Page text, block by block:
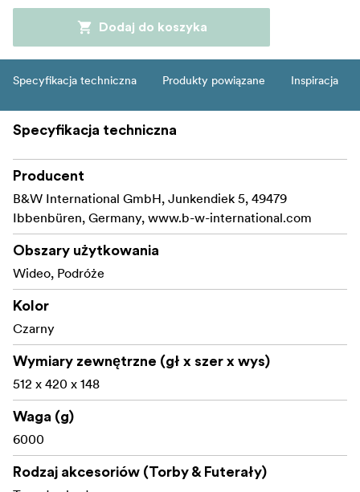
Dodaj do koszyka
Specyfikacja techniczna Produkty powiązane Inspiracja
Specyfikacja techniczna
Producent
B&W International GmbH, Junkendiek 5, 49479
Ibbenbüren, Germany, www.b-w-international.com
Obszary użytkowania
Wideo, Podróże
Kolor
Czarny
Wymiary zewnętrzne (gł x szer x wys)
512 x 420 x 148
Waga (g)
6000
Rodzaj akcesoriów (Torby & Futerały)